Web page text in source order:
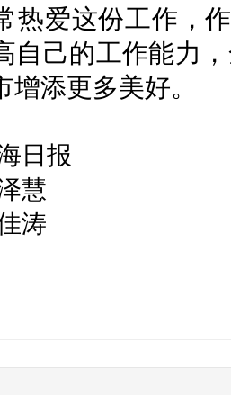
热爱这份工作，
自己的工作能力
增添更多美好。
日报
慧
涛